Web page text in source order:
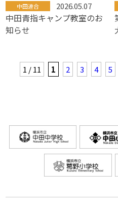
中田連合 2026.05.07
中田青指キャンプ教室のお
知らせ
1 / 11 1 2 3 4 5